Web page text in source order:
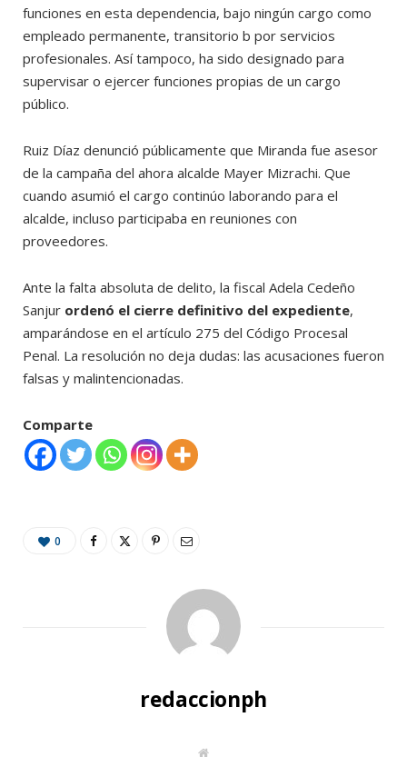
funciones en esta dependencia, bajo ningún cargo como
empleado permanente, transitorio b por servicios
profesionales. Así tampoco, ha sido designado para
supervisar o ejercer funciones propias de un cargo
público.
Ruiz Díaz denunció públicamente que Miranda fue asesor
de la campaña del ahora alcalde Mayer Mizrachi. Que
cuando asumió el cargo continúo laborando para el
alcalde, incluso participaba en reuniones con
proveedores.
Ante la falta absoluta de delito, la fiscal Adela Cedeño
Sanjur ordenó el cierre definitivo del expediente,
amparándose en el artículo 275 del Código Procesal
Penal. La resolución no deja dudas: las acusaciones fueron
falsas y malintencionadas.
Comparte
0
redaccionph
W